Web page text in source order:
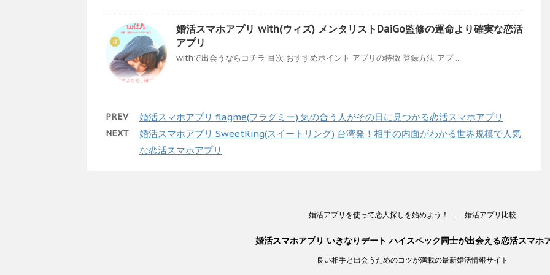
婚活スマホアプリ with(ウィズ) メンタリストDaiGo監修の運命より確実な恋活
アプリ
withで出会うならコチラ 目次 おすすめポイント アプリの特徴 登録方法 アプ ...
PREV 婚活スマホアプリ flagme(フラグミー) 気の合う人がその日に見つかる恋活スマホアプリ
NEXT
婚活スマホアプリ SweetRing(スイートリング) 台湾発！相手の内面がわかる世界規模で人気
な恋活スマホアプリ
婚活アプリを使って恋人探しを始めよう！ 婚活アプリ比較
婚活スマホアプリ いきなりデート ハイスペック同士が出会える恋活スマホ
良い相手と出会うためのコツが満載の最新婚活情報サイト